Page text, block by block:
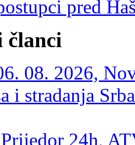
pred
članci
08. 2026,
i stradanja
24h,